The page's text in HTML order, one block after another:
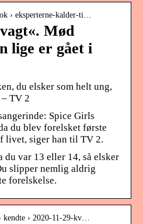
› eksperterne-kalder-ti…
Mød
lige er gået i
du elsker som helt ung,
TV 2
Spice Girls
du blev forelsket første
livet, siger han til TV 2.
du var 13 eller 14, så elsker
slipper nemlig aldrig
forelskelse.
› 2020-11-29-kv…